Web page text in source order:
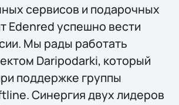
сервисов и подарочных
Edenred успешно вести
Мы рады работать
Daripodarki, который
поддержке группы
Синергия двух лидеров